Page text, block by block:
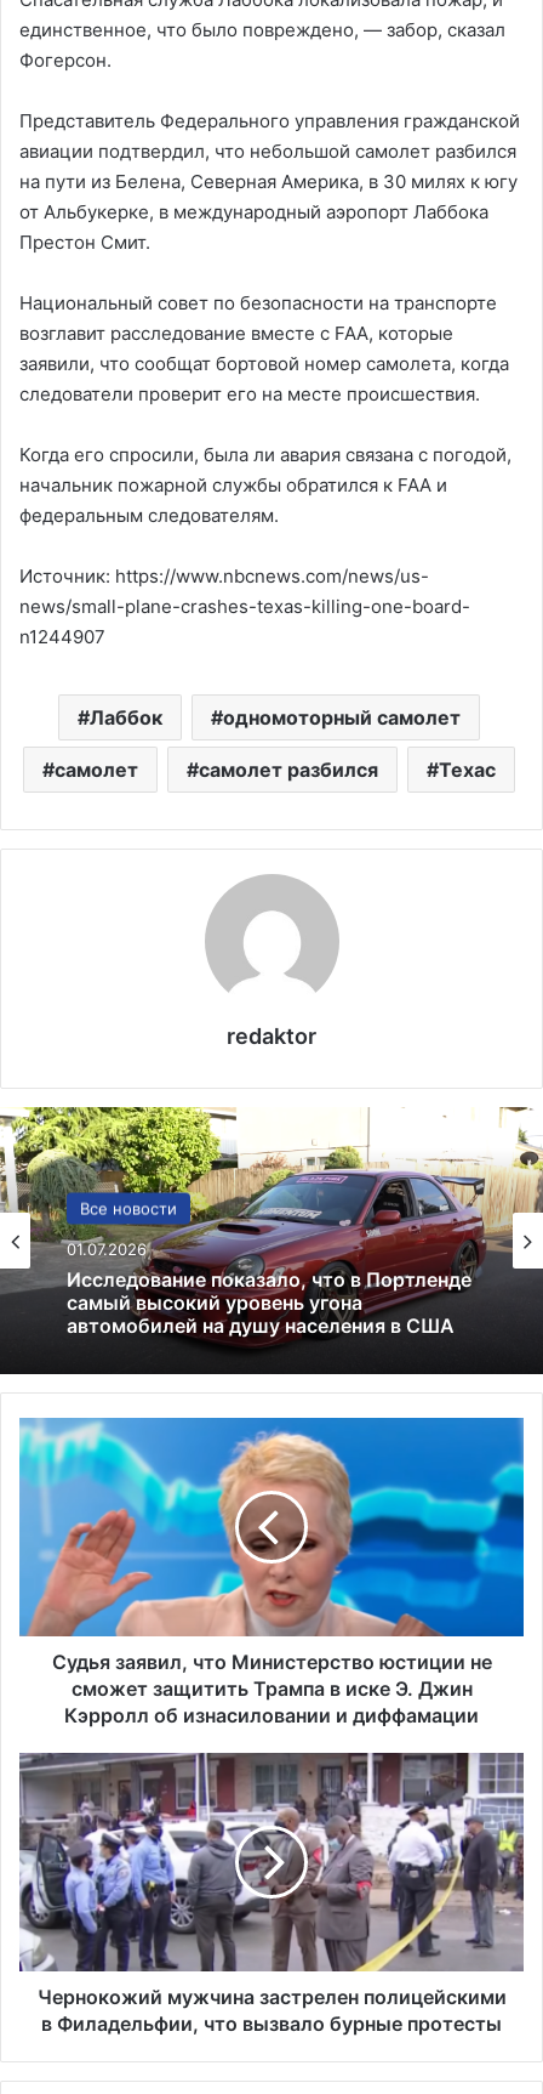
единственное, что было повреждено, — забор, сказал
Фогерсон.
Представитель Федерального управления гражданской
авиации подтвердил, что небольшой самолет разбился
на пути из Белена, Северная Америка, в 30 милях к югу
от Альбукерке, в международный аэропорт Лаббока
Престон Смит.
Национальный совет по безопасности на транспорте
возглавит расследование вместе с FAA, которые
заявили, что сообщат бортовой номер самолета, когда
следователи проверит его на месте происшествия.
Когда его спросили, была ли авария связана с погодой,
начальник пожарной службы обратился к FAA и
федеральным следователям.
Источник: https://www.nbcnews.com/news/us-
news/small-plane-crashes-texas-killing-one-board-
n1244907
Лаббок одномоторный самолет
самолет самолет разбился Техас
redaktor
Все новости
01.07.2026
Исследование показало, что в Портленде
самый высокий уровень угона
автомобилей на душу населения в США
США
13.06.2025
Америка имеет огромный избыток сыра
С
у
д
в
т
о
М
н
и
с
е
в
Судья заявил, что Министерство юстиции не
сможет защитить Трампа в иске Э. Джин
Кэрролл об изнасиловании и диффамации
Ч
е
р
о
к
о
и
Чернокожий мужчина застрелен полицейскими
в Филадельфии, что вызвало бурные протесты